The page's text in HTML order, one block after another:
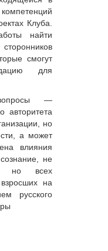
Клуба.
найти
смогут
для
—
авторитета
но
а может
влияния
не
но всех
на
русского